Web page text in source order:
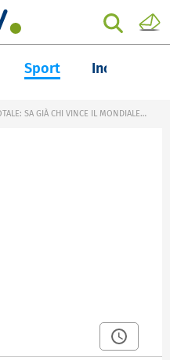
Sport Inchieste
SA GIÀ CHI VINCE IL MONDIALE…